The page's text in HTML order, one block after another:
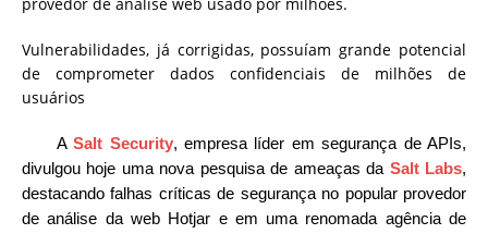
Vulnerabilidades, já corrigidas, possuíam grande potencial
de comprometer dados confidenciais de milhões de
usuários
ASalt Security, empresa líder em segurança de APIs,
divulgou hoje uma nova pesquisa de ameaças da Salt Labs,
destacando falhas críticas de segurança no popular provedor
de análise da web Hotjar e em uma renomada agência de